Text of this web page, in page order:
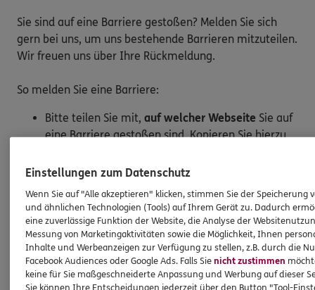
Sie sind auf eine Barriere gestoßen? Melden Sie sich
gern bei uns, um uns bestehende Barrieren mitzuteilen.
Wir freuen uns über Ihre Rückmeldung.
So melden Sie eine Barriere:
Bitte teilen Sie mit, auf welcher Webseite Sie auf
eine Barriere gestoßen sind. Kopieren Sie hierzu
Schicken Sie denLink zusammen mit einem
Schwierigkeiten bereitet hat, an:
barriere.melden@ergo.de
Bitte senden Sie an diese E-Mail-Adresse nur
Anmerkungen zum Thema „Barrierefreiheit“und
keine Daten oder Informationen zu Ihrem
persönlichen Versicherungsschutz.
Einstellungen zum Datenschutz
Wenn Sie auf "Alle akzeptieren" klicken, stimmen Sie der Speicherung
und ähnlichen Technologien (Tools) auf Ihrem Gerät zu. Dadurch
eine zuverlässige Funktion der Website, die Analyse der
Messung von Marketingaktivitäten sowie die Möglichkeit, Ihnen
Inhalte und Werbeanzeigen zur Verfügung zu stellen, z.B. durch die
Facebook Audiences oder Google Ads. Falls Sienicht zustimmen
keine für Sie maßgeschneiderte Anpassung und Werbung auf dieser